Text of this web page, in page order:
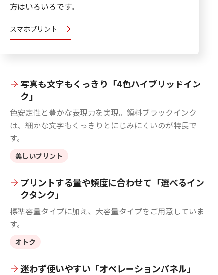
方はいろいろです。
スマホプリント
写真も文字もくっきり「4色ハイブリッドイン
ク」
色安定性と豊かな表現力を実現。顔料ブラックインク
は、細かな文字もくっきりとにじみにくいのが特長で
す。
美しいプリント
プリントする量や頻度に合わせて「選べるイン
クタンク」
標準容量タイプに加え、大容量タイプをご用意していま
す。
オトク
迷わず使いやすい「オペレーションパネル」